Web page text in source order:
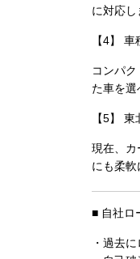
に対応し
【4】
コンパ
た車を選
【5】
現在、カ
にも柔軟
■ 自社ロ
・過去